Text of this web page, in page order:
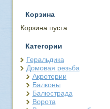
Корзина
Корзина пуста
Категории
Геральдика
Домовая резьба
Акротерии
Балконы
Балюстрада
Ворота